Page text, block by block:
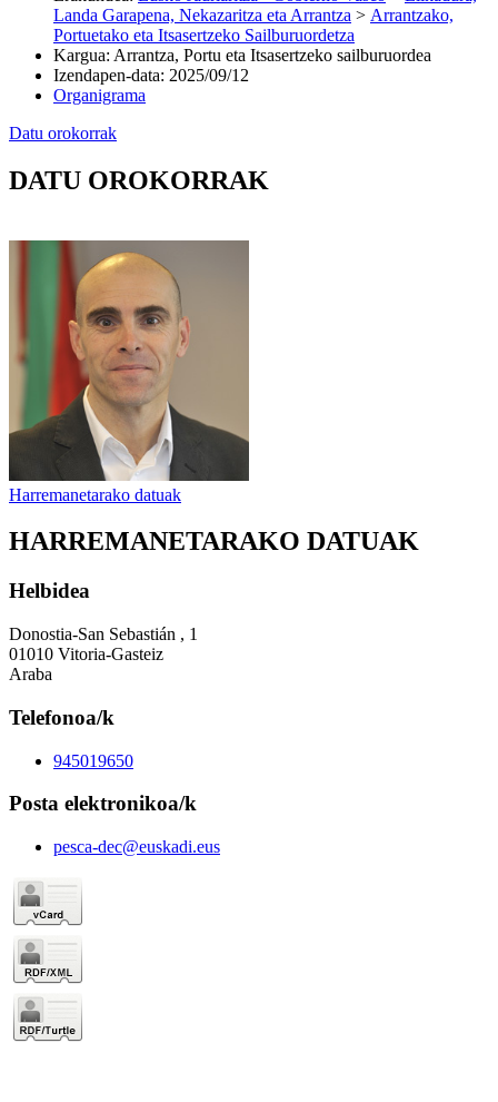
Landa Garapena, Nekazaritza eta Arrantza > Arrantzako,
Portuetako eta Itsasertzeko Sailburuordetza
Kargua: Arrantza, Portu eta Itsasertzeko sailburuordea
Izendapen-data: 2025/09/12
Organigrama
Datu orokorrak
DATU OROKORRAK
Harremanetarako datuak
HARREMANETARAKO DATUAK
Helbidea
Donostia-San Sebastián , 1
01010 Vitoria-Gasteiz
Araba
Telefonoa/k
945019650
Posta elektronikoa/k
pesca-dec@euskadi.eus